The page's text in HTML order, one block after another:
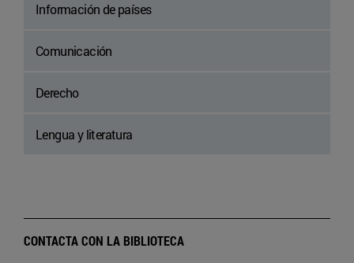
Información de países
Comunicación
Derecho
Lengua y literatura
CONTACTA CON LA BIBLIOTECA